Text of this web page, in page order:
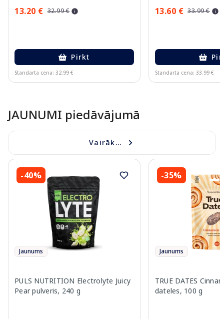
13.20 € 32.99 €
Pirkt
Standarta cena: 32.99 €
13.60 € 33.99 €
Standarta cena: 33.99 €
JAUNUMI piedāvājumā
Vairāk...
-40%
Jaunums
PULS NUTRITION Electrolyte Juicy
Pear pulveris, 240 g
-35%
Jaunums
TRUE DATES
dateles, 100 g